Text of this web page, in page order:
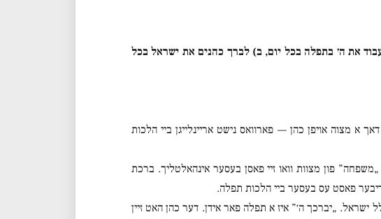
את ה׳ בתפלה בכל יום, ב) לברך כהנים את ישראל בכל
א מצוה אויפן כהן — פארוואס נישט אריינלייגן ביי הלכות
פון מצוות וואו זיי פאסן בעסער אינהאלטליך. ברכת
פאסט עס בעסער ביי הלכות תפלה.
„יברכך ה׳” איז א תפלה פאר אידן. דער כהן האט זיין